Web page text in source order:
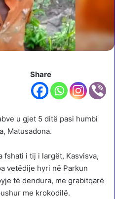
Share
u gjet 5 ditë pasi humbi
Matusadona.
fshati i tij i largët, Kasvisva,
vetëdije hyri në Parkun
të dendura, me grabitqarë
me krokodilë.